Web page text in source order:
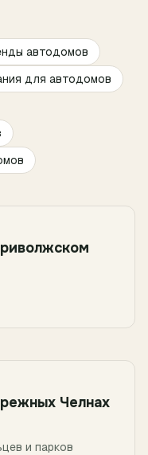
автодомов
для автодомов
Челнах
и парков